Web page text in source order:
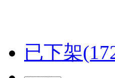
已下架